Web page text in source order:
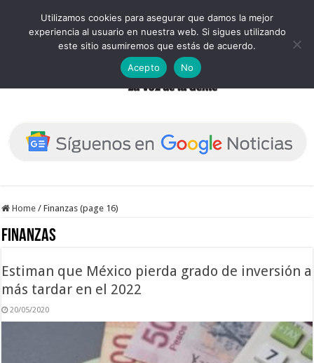
Home / Finanzas (page 16)
Finanzas
Estiman que México pierda grado de inversión a
más tardar en el 2022
20/05/2020
Utilizamos cookies para asegurar que damos la mejor
experiencia al usuario en nuestra web. Si sigues utilizando
este sitio asumiremos que estás de acuerdo.
Acepto
No